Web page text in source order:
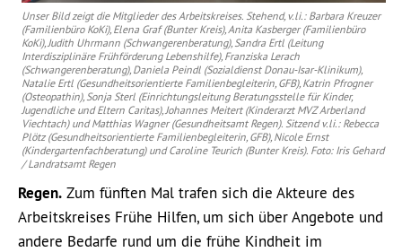
Unser Bild zeigt die Mitglieder des Arbeitskreises. Stehend, v.li.: Barbara Kreuzer
(Familienbüro KoKi), Elena Graf (Bunter Kreis), Anita Kasberger (Familienbüro
KoKi), Judith Uhrmann (Schwangerenberatung), Sandra Ertl (Leitung
Interdisziplinäre Frühförderung Lebenshilfe), Franziska Lerach
(Schwangerenberatung), Daniela Peindl (Sozialdienst Donau-Isar-Klinikum),
Natalie Ertl (Gesundheitsorientierte Familienbegleiterin, GFB), Katrin Pfrogner
(Osteopathin), Sonja Sterl (Einrichtungsleitung Beratungsstelle für Kinder,
Jugendliche und Eltern Caritas), Johannes Meitert (Kinderarzt MVZ Arberland
Viechtach) und Matthias Wagner (Gesundheitsamt Regen). Sitzend v.li.: Rebecca
Plötz (Gesundheitsorientierte Familienbegleiterin, GFB), Nicole Ernst
(Kindergartenfachberatung) und Caroline Teurich (Bunter Kreis). Foto: Iris Gehard
/ Landratsamt Regen
Regen. Zum fünften Mal trafen sich die Akteure des
Arbeitskreises Frühe Hilfen, um sich über Angebote und
andere Bedarfe rund um die frühe Kindheit im